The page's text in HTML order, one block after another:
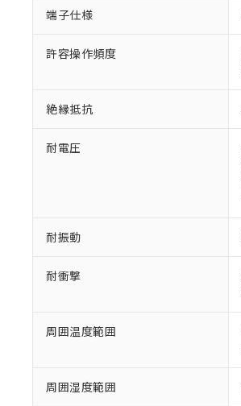
端子仕様
許容操作頻度
絶縁抵抗
耐電圧
耐振動
耐衝撃
周囲温度範囲
周囲湿度範囲